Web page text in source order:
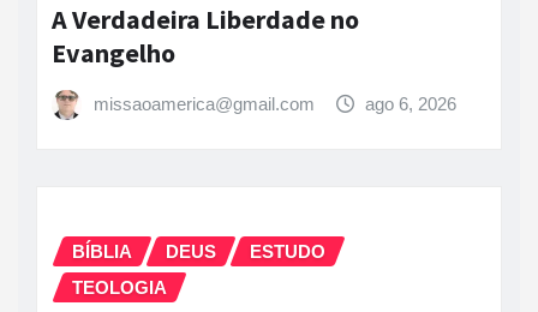
A Verdadeira Liberdade no
Evangelho
missaoamerica@gmail.com ago 6, 2026
BÍBLIA DEUS
ESTUDO
TEOLOGIA